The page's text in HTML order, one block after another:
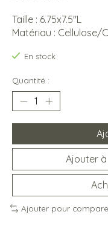
Taille : 6.75x7.5"L
Matériau : Cellulose/
En stock
Quantité :
Ajouter
Ajouter pour